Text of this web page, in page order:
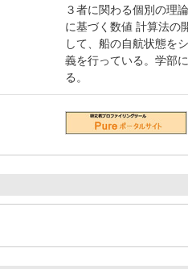
３者に関わる個別の理
に基づく数値 計算法の
して、船の自航状態を
義を行っている。学部
る。